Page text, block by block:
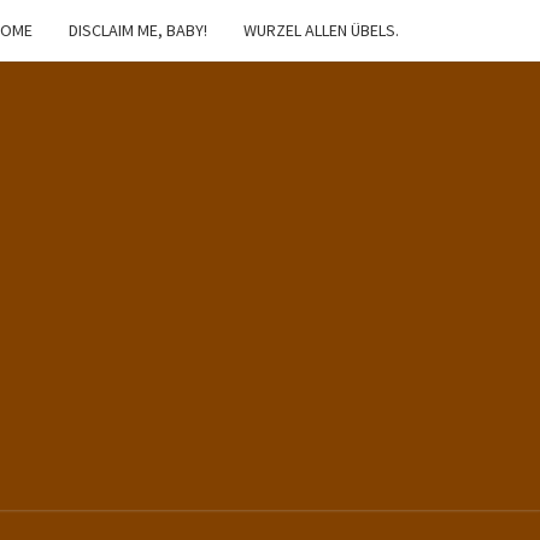
DISCLAIM ME, BABY! WURZEL ALLEN ÜBELS.